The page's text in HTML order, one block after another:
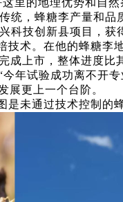
里的地理优势和自
统，蜂糖李产量和
科技创新县项目，获
术。在他的蜂糖李
上市，整体进度比
年试验成功离不开
展更上一个台阶。
是未通过技术控制的